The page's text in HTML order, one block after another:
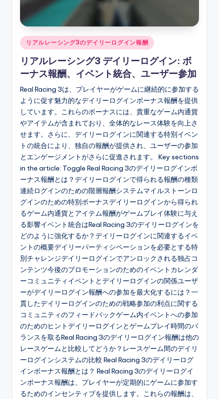
Posted
in
リアルレーシング3のデイリーログイン報酬
リアルレーシング3 デイリーログイン: ボ
ーナス報酬、イベント統合、ユーザー参加
Real Racing 3は、プレイヤーがゲームに継続的に参加する
ように促す魅力的なデイリーログインボーナス報酬を提供
しています。これらのボーナスには、貴重なゲーム内通貨
やアイテムが含まれており、全体的なレース体験を向上さ
せます。さらに、デイリーログインに関連する特別イベン
トの統合により、独自の報酬が提供され、ユーザーの参加
とエンゲージメントがさらに促進されます。 Key sections
in the article: Toggle Real Racing 3のデイリーログインボ
ーナス報酬とは？デイリーログインで得られる報酬の種類
連続ログインのための階層報酬システムマイルストーンロ
グインのための特別ボーナスデイリーログインから得られ
るゲーム内通貨とアイテム報酬がゲームプレイ体験に与え
る影響イベント統合はReal Racing 3のデイリーログインを
どのように強化するか？デイリーログインに関連するイベ
ントの概要デイリーパーティシペーションを必要とする特
別チャレンジデイリーログインでアンロックされる独占コ
ンテンツ今後のプロモーションのためのイベントカレンダ
ーコミュニティイベントとデイリーログインの関係ユーザ
ーがデイリーログイン報酬への参加を最大化するには？一
貫したデイリーログインのための戦略参加の利点に関する
コミュニティのフィードバックゲーム内イベントへの参加
のためのヒントデイリーログインとゲームプレイ時間のバ
ランスを取るReal Racing 3のデイリーログイン報酬は他の
レースゲームと比較してどうか？レースゲーム間のデイリ
ーログインシステムの比較 Real Racing 3のデイリーログ
インボーナス報酬とは？ Real Racing 3のデイリーログイ
ンボーナス報酬は、プレイヤーが定期的にゲームに参加す
るためのインセンティブを提供します。これらの報酬は、